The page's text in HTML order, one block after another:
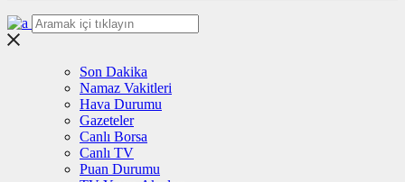
Son Dakika
Namaz Vakitleri
Hava Durumu
Gazeteler
Canlı Borsa
Canlı TV
Puan Durumu